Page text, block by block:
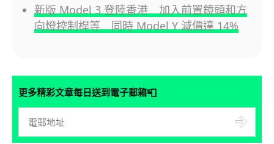
新版 Model 3 登陸香港 加入前置鏡頭和方
向燈控制桿等 同時 Model Y 減價達 14%
更多精彩文章每日送到電子郵箱📮